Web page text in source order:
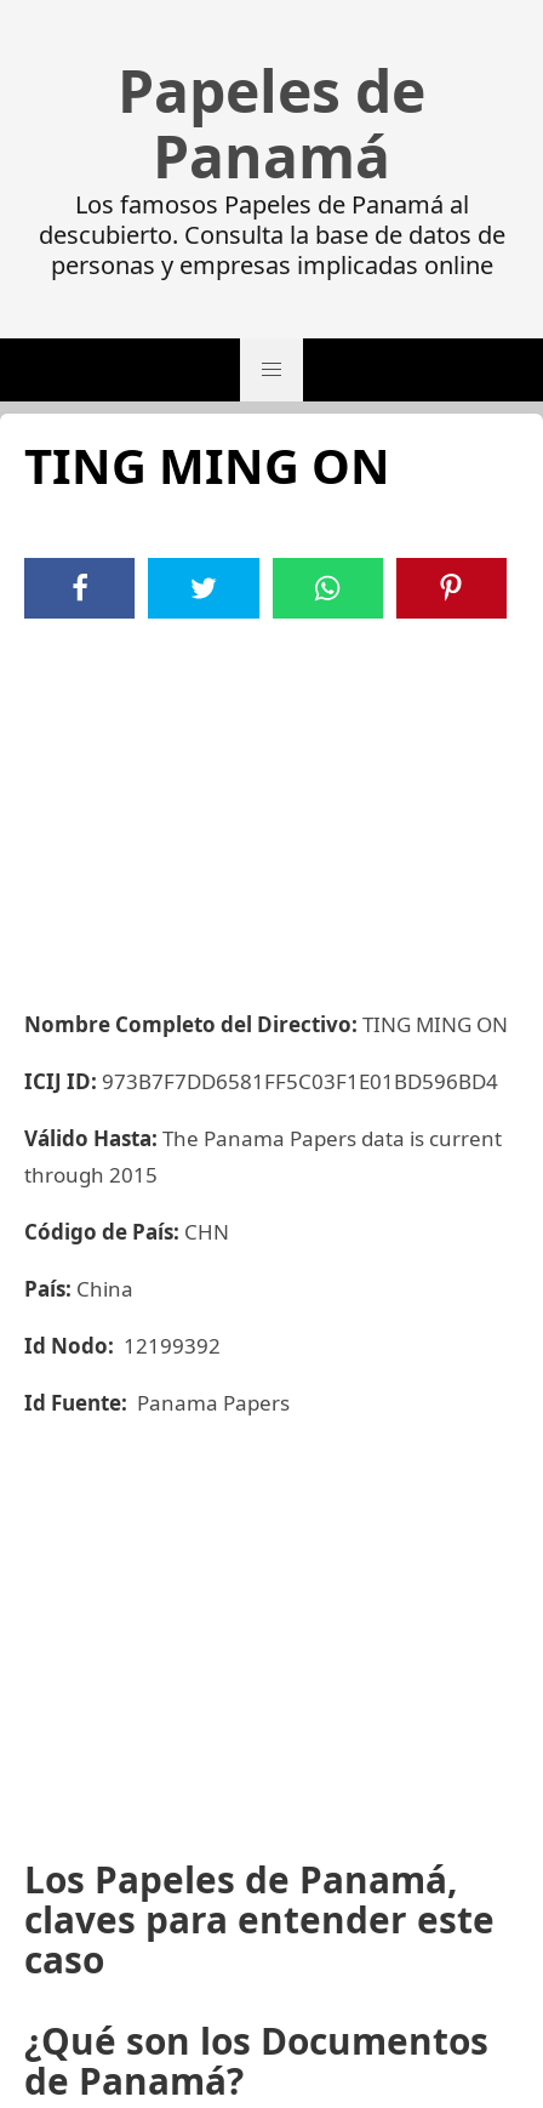
Papeles de
Panamá
Los famosos Papeles de Panamá al
descubierto. Consulta la base de datos de
personas y empresas implicadas online
TING MING ON
Nombre Completo del Directivo: TING MING ON
ICIJ ID: 973B7F7DD6581FF5C03F1E01BD596BD4
Válido Hasta: The Panama Papers data is current
through 2015
Código de País: CHN
País: China
Id Nodo: 12199392
Id Fuente: Panama Papers
Los Papeles de Panamá,
claves para entender este
caso
¿Qué son los Documentos
de Panamá?